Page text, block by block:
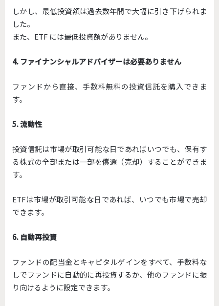
しかし、最低投資額は過去数年間で大幅に引き下げられま
した。
また、ETF には最低投資額がありません。
4. ファイナンシャルアドバイザーは必要ありません
ファンドから直接、手数料無料の投資信託を購入できま
す。
5. 流動性
投資信託は市場が取引可能な日であればいつでも、保有す
る株式の全部または一部を償還（売却）することができま
す。
ETFは市場が取引可能な日であれば、いつでも市場で売却
できます。
6. 自動再投資
ファンドの配当金とキャピタルゲインをすべて、手数料な
しでファンドに自動的に再投資するか、他のファンドに振
り向けるように設定できます。